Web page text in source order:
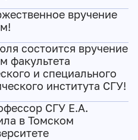
вручение
состоится вручение
факультета
и специального
института СГУ!
СГУ Е.А.
в Томском